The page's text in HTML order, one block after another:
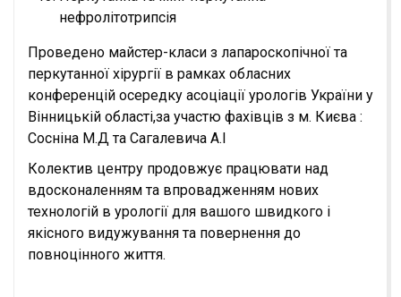
нефролітотрипсія
Проведено майстер-класи з лапароскопічної та
перкутанної хірургії в рамках обласних
конференцій осередку асоціації урологів України у
Вінницькій області,за участю фахівців з м. Києва :
Сосніна М.Д та Сагалевича А.І
Колектив центру продовжує працювати над
вдосконаленням та впровадженням нових
технологій в урології для вашого швидкого і
якісного видужування та повернення до
повноцінного життя.